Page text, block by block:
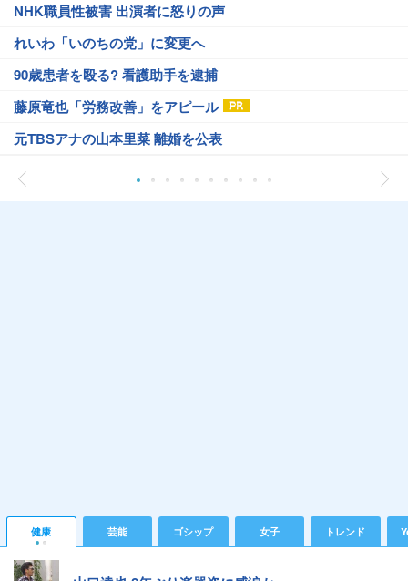
NHK職員性被害 出演者に怒りの声
れいわ「いのちの党」に変更へ
90歳患者を殴る? 看護助手を逮捕
藤原竜也「労務改善」をアピール
元TBSアナの山本里菜 離婚を公表
健康 芸能 ゴシップ 女子 トレンド